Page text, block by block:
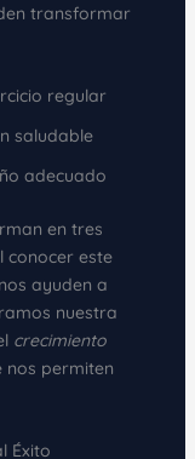
transformar
regular
saludable
adecuado
en tres
conocer este
ayuden a
nuestra
crecimiento
permiten
Éxito